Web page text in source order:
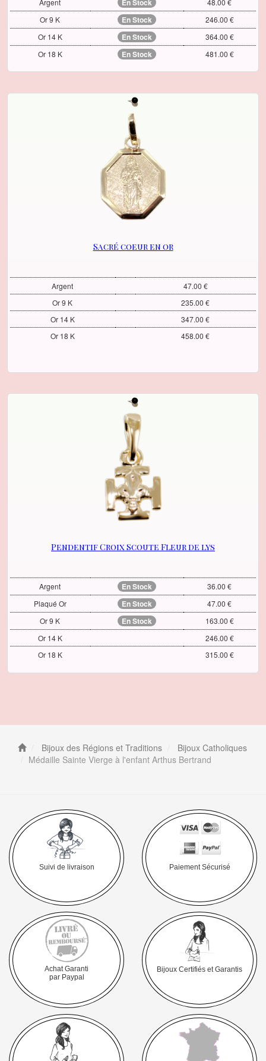
Argent
En Stock
48.00 €
Or 9 K
En Stock
246.00 €
Or 14 K
En Stock
364.00 €
Or 18 K
En Stock 481.00 €
Sacré coeur en or
Argent
47.00 €
Or 9 K
235.00 €
Or 14 K
347.00 €
Or 18 K
458.00 €
Pendentif Croix Scoute Fleur de lys
Argent En Stock
36.00 €
Plaqué Or
En Stock
47.00 €
Or 9 K
En Stock
163.00 €
Or 14 K
246.00 €
Or 18 K
315.00 €
Bijoux des Régions et Traditions
Bijoux Catholiques
Médaille Sainte Vierge à l'enfant Arthus Bertrand
Suivi de livraison Paiement Sécurisé
Achat Garanti
par Paypal
Bijoux Certifiés et Garantis